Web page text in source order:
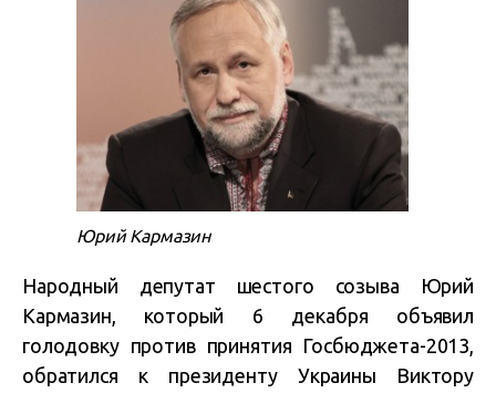
Юрий Кармазин
Народный депутат шестого созыва Юрий
Кармазин, который 6 декабря объявил
голодовку против принятия Госбюджета-2013,
обратился к президенту Украины Виктору